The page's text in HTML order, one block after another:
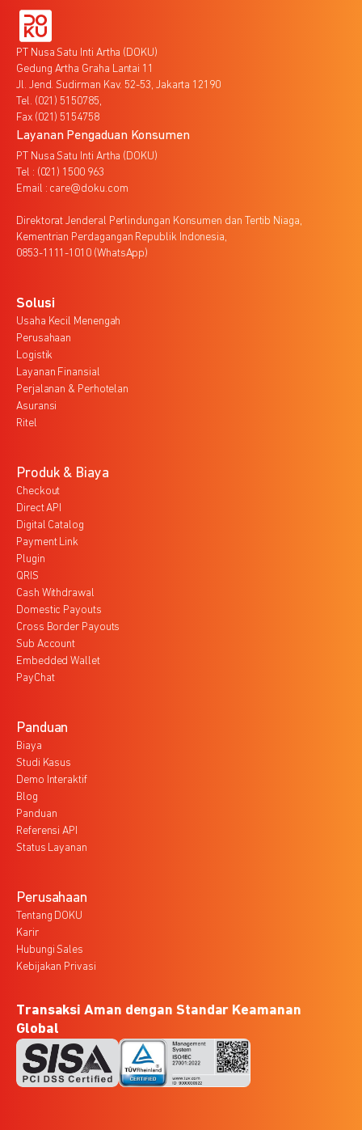
PT Nusa Satu Inti Artha (DOKU)
Gedung Artha Graha Lantai 11
Jl. Jend. Sudirman Kav. 52-53, Jakarta 12190
Tel. (021) 5150785,
Fax (021) 5154758
Layanan Pengaduan Konsumen
PT Nusa Satu Inti Artha (DOKU)
Tel : (021) 1500 963
Email : care@doku.com
Direktorat Jenderal Perlindungan Konsumen dan Tertib Niaga,
Kementrian Perdagangan Republik Indonesia,
0853-1111-1010 (WhatsApp)
Solusi
Usaha Kecil Menengah
Perusahaan
Logistik
Layanan Finansial
Perjalanan & Perhotelan
Asuransi
Ritel
Produk & Biaya
Checkout
Direct API
Digital Catalog
Payment Link
Plugin
QRIS
Cash Withdrawal
Domestic Payouts
Cross Border Payouts
Sub Account
Embedded Wallet
PayChat
Panduan
Biaya
Studi Kasus
Demo Interaktif
Blog
Panduan
Referensi API
Status Layanan
Perusahaan
Tentang DOKU
Karir
Hubungi Sales
Kebijakan Privasi
Transaksi Aman dengan Standar Keamanan
Global